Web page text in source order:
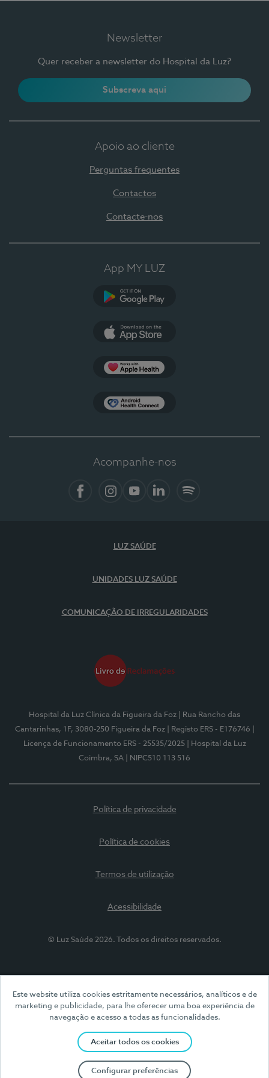
Este website utiliza cookies estritamente necessários, analíticos e de
marketing e publicidade, para lhe oferecer uma boa experiência de
navegação e acesso a todas as funcionalidades.
Aceitar todos os cookies
Configurar preferências
Newsletter
Quer receber a newsletter do Hospital da Luz?
Subscreva aqui
Apoio ao cliente
Perguntas frequentes
Contactos
Contacte-nos
App MY LUZ
Acompanhe-nos
LUZ SAÚDE
UNIDADES LUZ SAÚDE
COMUNICAÇÃO DE IRREGULARIDADES
Hospital da Luz Clínica da Figueira da Foz
| Rua Rancho das
Cantarinhas, 1F, 3080-250 Figueira da Foz
| Registo ERS - E176746
Licença de Funcionamento ERS - 25535/2025
| Hospital da Luz
Coimbra, SA
| NIPC510 113 516
Política de privacidade
Política de cookies
Termos de utilização
Acessibilidade
© Luz Saúde 2026. Todos os direitos reservados.